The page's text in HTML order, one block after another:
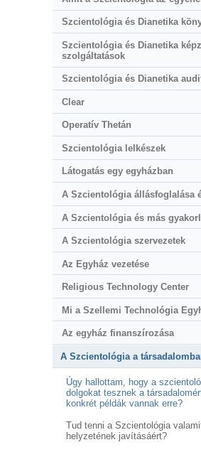
Szcientológia és Dianetika
Szcientológia és Dianetika
szolgáltatások
Szcientológia és Dianetika
Clear
Operatív Thetán
Szcientológia lelkészek
Látogatás egy egyházban
A Szcientológia állásfoglalása
A Szcientológia és más
A Szcientológia szervezetek
Az Egyház vezetése
Religious Technology Center
Mi a Szellemi Technológia
Az egyház finanszírozása
A Szcientológia a
Úgy hallottam, hogy a
dolgokat tesznek a
konkrét példák vannak erre?
Tud tenni a Szcientológia
helyzetének javításáért?